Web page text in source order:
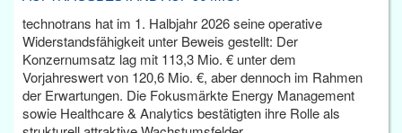
technotrans hat im 1. Halbjahr 2026 seine operative
Widerstandsfähigkeit unter Beweis gestellt: Der
Konzernumsatz lag mit 113,3 Mio. € unter dem
Vorjahreswert von 120,6 Mio. €, aber dennoch im Rahmen
der Erwartungen. Die Fokusmärkte Energy Management
sowie Healthcare & Analytics bestätigten ihre Rolle als